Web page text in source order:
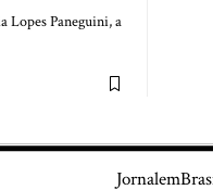
Lopes Paneguini, a